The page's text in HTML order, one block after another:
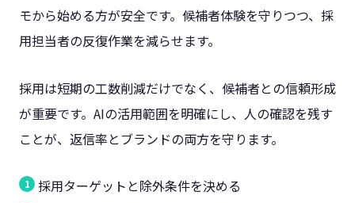
モから始める方が安全です。候補者体験を守りつつ、採
用担当者の反復作業を減らせます。
採用は短期の工数削減だけでなく、候補者との信頼形成
が重要です。AIの活用範囲を明確にし、人の確認を残す
ことが、返信率とブランドの両方を守ります。
採用ターゲットと除外条件を決める